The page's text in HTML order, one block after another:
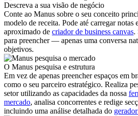
Descreva a sua visão de negócio
Conte ao Manus sobre o seu conceito
modelo de receita. Pode até carregar notas
aproximado de criador de business canvas.
para preencher — apenas uma conversa
objetivos.
O Manus pesquisa e estrutura
Em vez de apenas preencher espaços em
como o seu parceiro estratégico. Realiza
setor utilizando as capacidades da nossa
mercado, analisa concorrentes e redige
incluindo uma análise detalhada do